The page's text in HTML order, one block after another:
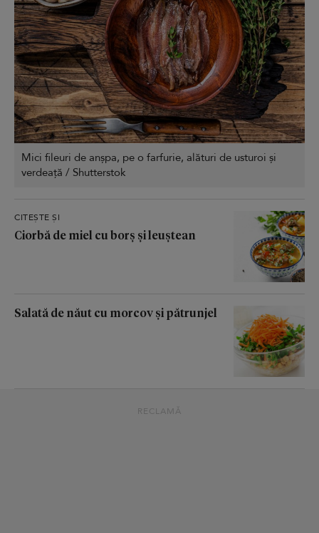
Mici fileuri de anșpa, pe o farfurie, alături de usturoi și
verdeață / Shutterstok
CITEȘTE ȘI
Ciorbă de miel cu borș și leuștean
Salată de năut cu morcov și pătrunjel
RECLAMĂ